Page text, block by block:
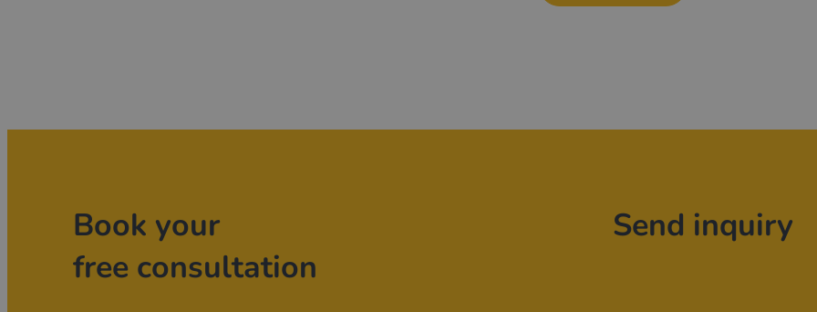
Book your
free consultation
Send inquiry